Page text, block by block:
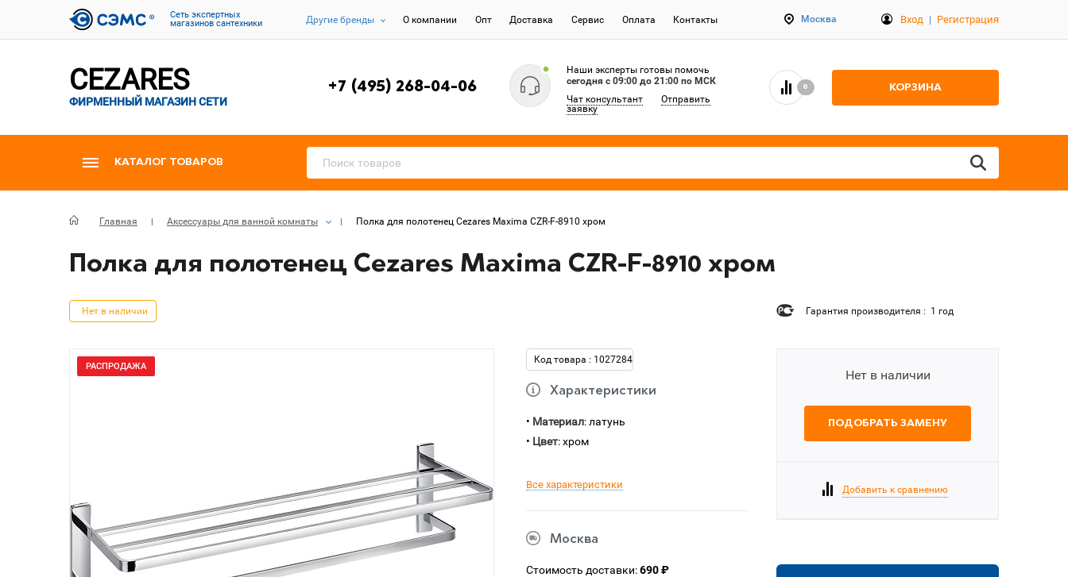
Cеть экспертных
магазинов сантехники
Другие бренды О компании Опт Доставка Сервис Оплата Контакты Москва Вход | Регистрация
CEZARES
ФИРМЕННЫЙ МАГАЗИН СЕТИ
+7 (495) 268-04-06
Наши эксперты готовы помочь
сегодня c 09:00 до 21:00 по МСК
Чат консультант
Отправить
заявку
0 КОРЗИНА
КАТАЛОГ ТОВАРОВ
Главная Аксессуары для ванной комнаты Полка для полотенец Cezares Maxima CZR-F-8910 хром
Полка для полотенец Cezares Maxima CZR-F-8910 хром
Нет в наличии Гарантия производителя : 1 год
РАСПРОДАЖА
Код товара : 1027284
Характеристики
• Материал: латунь
• Цвет: хром
Все характеристики
Москва
Стоимость доставки:690 ₽
Нет в наличии
ПОДОБРАТЬ ЗАМЕНУ
Добавить к сравнению